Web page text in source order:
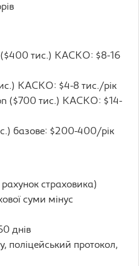
($400 тис.) КАСКО: $8-16
КАСКО: $4-8 тис./рік
($700 тис.) КАСКО: $14-
базове: $200-400/рік
страховика)
суми мінус
днів
поліцейський протокол,